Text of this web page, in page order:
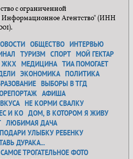
с ограниченной
Информационное Агентство" (ИНН
ОБЩЕСТВО ИНТЕРВЬЮ
ТУРИЗМ СПОРТ МОЙ ГЕКТАР
ЖКХ МЕДИЦИНА ТИА ПОМОГАЕТ
ЭКОНОМИКА ПОЛИТИКА
ВЫБОРЫ В ТГД
АФИША
НЕ КОРМИ СВАЛКУ
И КО ДОМ, В КОТОРОМ Я ЖИВУ
ЛЮБИМАЯ ДАЧА
ПОДАРИ УЛЫБКУ РЕБЕНКУ
ДУРАКА...
САМОЕ ТРОГАТЕЛЬНОЕ ФОТО